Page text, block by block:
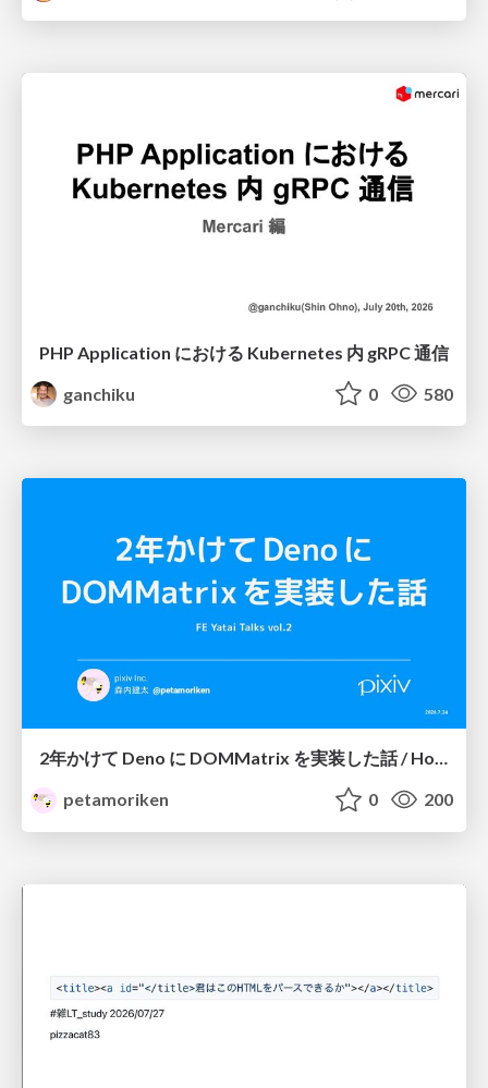
PHP Application における Kubernetes 内 gRPC 通信
ganchiku
0 580
2年かけて Deno に DOMMatrix を実装した話 / How I implemented DOMMatrix in Deno over two years
petamoriken
0 200